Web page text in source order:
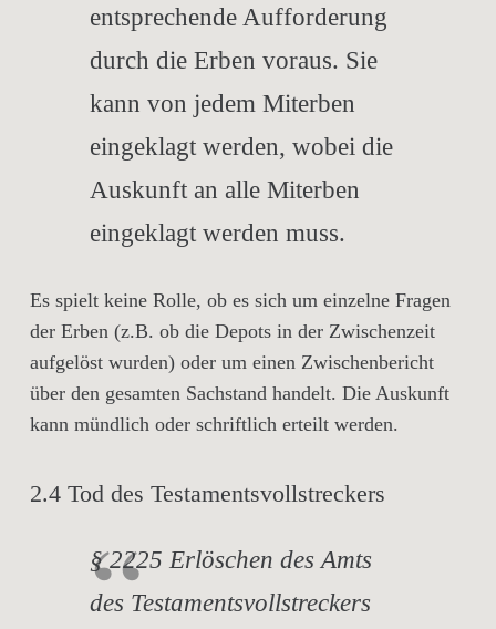
entsprechende Aufforderung
durch die Erben voraus. Sie
kann von jedem Miterben
eingeklagt werden, wobei die
Auskunft an alle Miterben
eingeklagt werden muss.
Es spielt keine Rolle, ob es sich um einzelne Fragen
der Erben (z.B. ob die Depots in der Zwischenzeit
aufgelöst wurden) oder um einen Zwischenbericht
über den gesamten Sachstand handelt. Die Auskunft
kann mündlich oder schriftlich erteilt werden.
2.4 Tod des Testamentsvollstreckers
§ 2225 Erlöschen des Amts
des Testamentsvollstreckers